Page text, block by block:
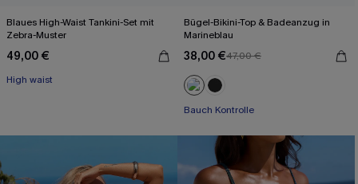
Blaues High-Waist Tankini-Set mit
Zebra-Muster
49,00 €
High waist
Bügel-Bikini-Top & Badeanzug in
Marineblau
38,00 €47,00 €
Bauch Kontrolle